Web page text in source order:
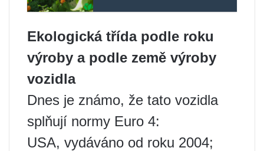
Ekologická třída podle roku
výroby a podle země výroby
vozidla
Dnes je známo, že tato vozidla
splňují normy Euro 4:
USA, vydáváno od roku 2004;